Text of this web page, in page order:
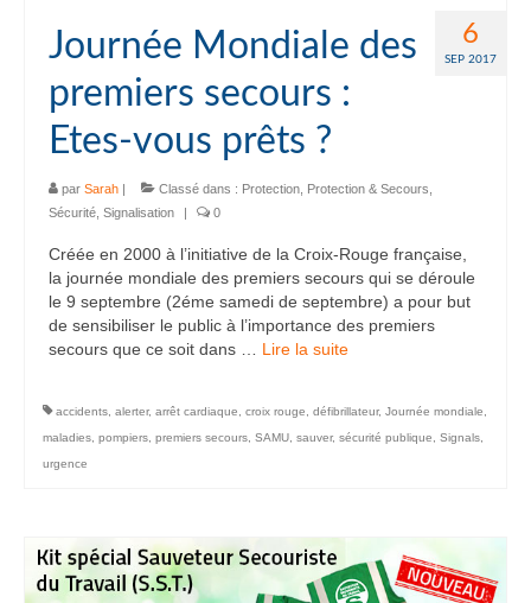
6
SEP 2017
Journée Mondiale des
premiers secours :
Etes-vous prêts ?
par Sarah | Classé dans : Protection Protection & Secours
Sécurité Signalisation | 0
Créée en 2000 à l’initiative de la Croix-Rouge française,
la journée mondiale des premiers secours qui se déroule
le 9 septembre (2éme samedi de septembre) a pour but
de sensibiliser le public à l’importance des premiers
secours que ce soit dans … Lire la suite­­
accidents alerter, arrêt cardiaque croix rouge défibrillateur, Journée mondiale
maladies pompiers premiers secours SAMU sauver, sécurité publique Signals
urgence